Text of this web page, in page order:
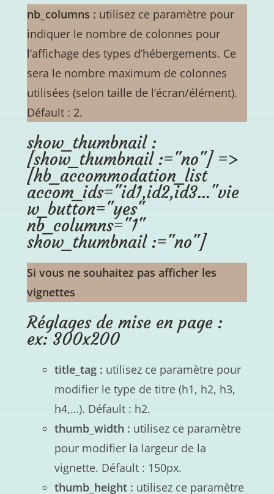
nb_columns : utilisez ce paramètre pour
indiquer le nombre de colonnes pour
l’affichage des types d’hébergements. Ce
sera le nombre maximum de colonnes
utilisées (selon taille de l’écran/élément).
Défault : 2.
show_thumbnail :
[show_thumbnail :="no"] =>
[hb_accommodation_list
accom_ids="id1,id2,id3..."vie
w_button="yes"
nb_columns="1"
show_thumbnail :="no"]
Si vous ne souhaitez pas afficher les
vignettes
Réglages de mise en page :
ex: 300x200
title_tag : utilisez ce paramètre pour
modifier le type de titre (h1, h2, h3,
h4,…). Défault : h2.
thumb_width : utilisez ce paramètre
pour modifier la largeur de la
vignette. Défault : 150px.
thumb_height : utilisez ce paramètre